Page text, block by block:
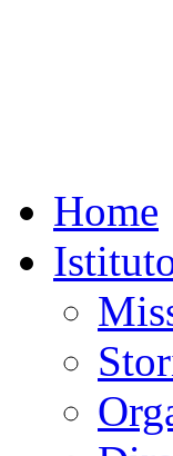
Home